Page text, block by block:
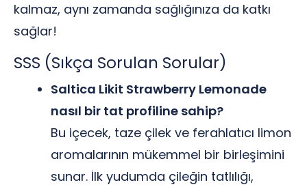
kalmaz, aynı zamanda sağlığınıza da katkı
sağlar!
SSS (Sıkça Sorulan Sorular)
Saltica Likit Strawberry Lemonade
nasıl bir tat profiline sahip?
Bu içecek, taze çilek ve ferahlatıcı limon
aromalarının mükemmel bir birleşimini
sunar. İlk yudumda çileğin tatlılığı,